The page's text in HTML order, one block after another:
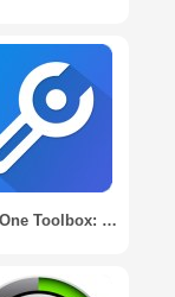
All-In-One Toolbox: очистить Андроид от мусора / All-In-One Toolbox: Cleaner, Booster, App Manager